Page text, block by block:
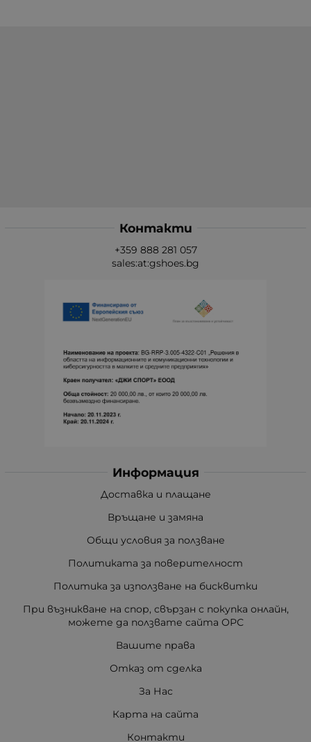
Информация
Доставка и плащане
Връщане и замяна
Общи условия за ползване
Политиката за поверителност
Политика за използване на бисквитки
При възникване на спор, свързан с покупка онлайн,
можете да ползвате сайта ОРС
Вашите права
Отказ от сделка
За Нас
Карта на сайта
Контакти
Контакти
+359 888 281 057
sales:at:gshoes.bg